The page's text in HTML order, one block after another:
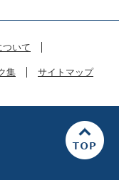
ついて
集 サイトマップ